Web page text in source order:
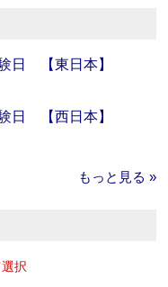
日 【東日本】
日 【西日本】
もっと見る »
択